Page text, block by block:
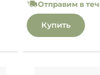
Отправим в
Купить